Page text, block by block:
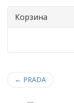
Корзина
← PRADA